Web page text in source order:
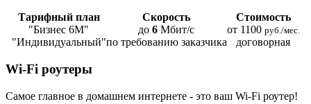
Тарифный план
Скорость
Стоимость
"Бизнес 6М"
до 6 Мбит/с от 1100 руб./мес.
"Индивидуальный"по требованию заказчика договорная
Wi-Fi роутеры
Самое главное в домашнем интернете - это ваш Wi-Fi роутер!